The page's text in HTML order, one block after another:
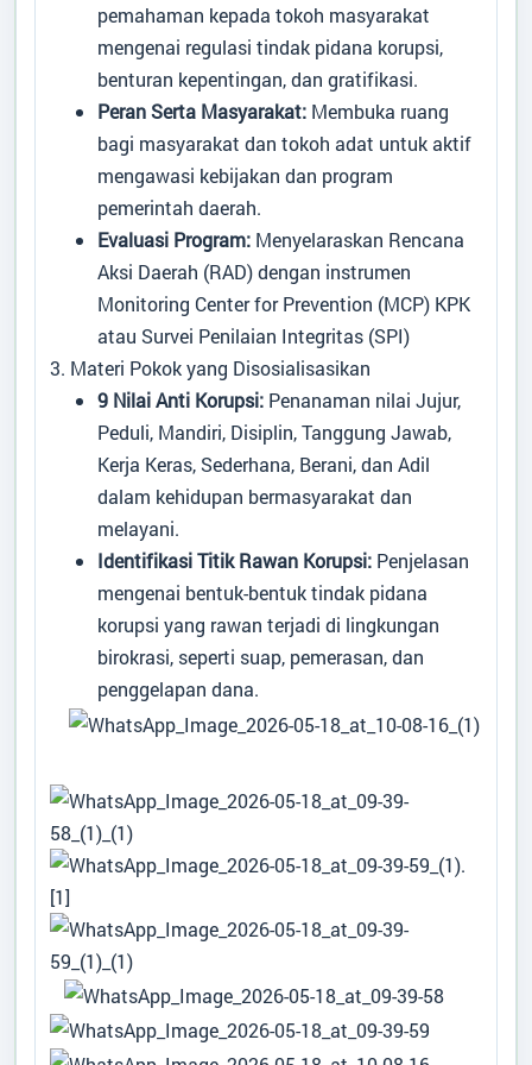
Kode Pos
74184
Alamat Kantor
Jln.SLAMET RIYADI,
RT.13,RW.06 LADA
MANDALA JAYA
62858493455
ladamandalajaya@gmail.com
Titik Lokasi Kantor Desa
pemahaman kepada tokoh masyarakat
mengenai regulasi tindak pidana korupsi,
benturan kepentingan, dan gratifikasi.
Peran Serta Masyarakat: Membuka ruang
bagi masyarakat dan tokoh adat untuk aktif
mengawasi kebijakan dan program
pemerintah daerah.
Evaluasi Program: Menyelaraskan Rencana
Aksi Daerah (RAD) dengan instrumen
Monitoring Center for Prevention (MCP) KPK
atau Survei Penilaian Integritas (SPI)
3. Materi Pokok yang Disosialisasikan
9 Nilai Anti Korupsi: Penanaman nilai Jujur,
Peduli, Mandiri, Disiplin, Tanggung Jawab,
Kerja Keras, Sederhana, Berani, dan Adil
dalam kehidupan bermasyarakat dan
melayani.
Identifikasi Titik Rawan Korupsi: Penjelasan
mengenai bentuk-bentuk tindak pidana
korupsi yang rawan terjadi di lingkungan
birokrasi, seperti suap, pemerasan, dan
penggelapan dana.